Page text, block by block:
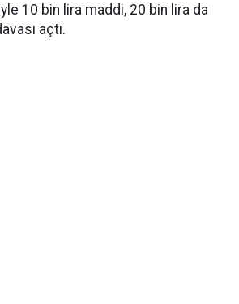
10 bin lira maddi, 20 bin lira da
açtı.